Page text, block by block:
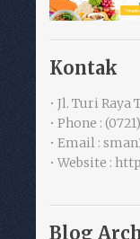
Kontak
• Jl. Turi
• Phone :
• Email :
• Website :
Blog